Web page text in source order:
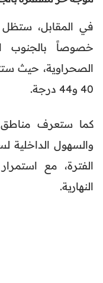
في المقابل، ستظل
خصوصاً بالجنوب
الصحراوية، حيث
40 و44 درجة.
كما ستعرف مناطق
والسهول
الفترة، مع
النهارية.